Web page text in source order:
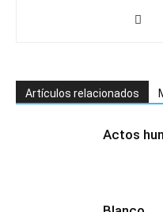
Artículos relacionados
Actos